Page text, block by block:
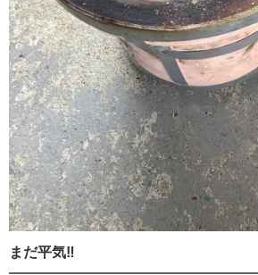
まだ平気‼️